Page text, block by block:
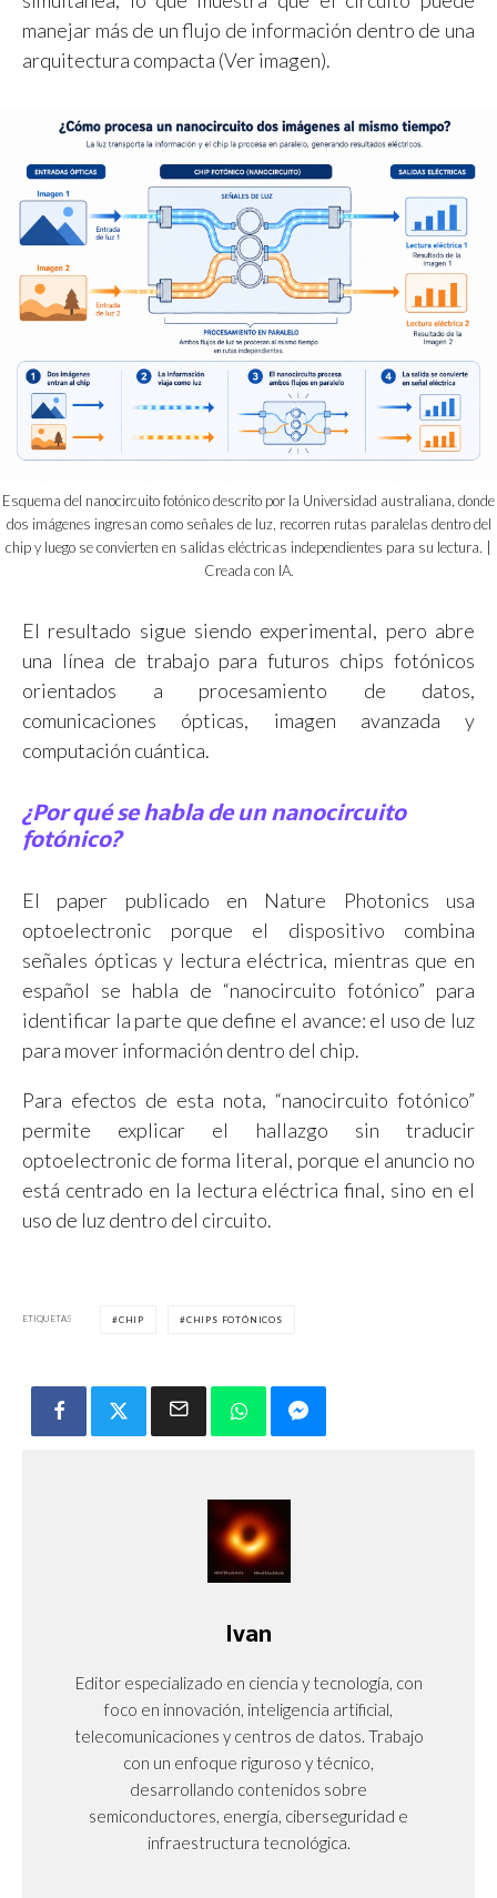
manejar más de un flujo de información dentro de una
arquitectura compacta (Ver imagen).
Esquema del nanocircuito fotónico descrito por la Universidad australiana, donde
dos imágenes ingresan como señales de luz, recorren rutas paralelas dentro del
chip y luego se convierten en salidas eléctricas independientes para su lectura. |
Creada con IA.
El resultado sigue siendo experimental, pero abre
una línea de trabajo para futuros chips fotónicos
orientados a procesamiento de datos,
comunicaciones ópticas, imagen avanzada y
computación cuántica.
¿Por qué se habla de un nanocircuito
fotónico?
El paper publicado en Nature Photonics usa
optoelectronic porque el dispositivo combina
señales ópticas y lectura eléctrica, mientras que en
español se habla de “nanocircuito fotónico” para
identificar la parte que define el avance: el uso de luz
para mover información dentro del chip.
Para efectos de esta nota, “nanocircuito fotónico”
permite explicar el hallazgo sin traducir
optoelectronic de forma literal, porque el anuncio no
está centrado en la lectura eléctrica final, sino en el
uso de luz dentro del circuito.
ETIQUETAS CHIP CHIPS FOTÓNICOS
Ivan
Editor especializado en ciencia y tecnología, con
foco en innovación, inteligencia artificial,
telecomunicaciones y centros de datos. Trabajo
con un enfoque riguroso y técnico,
desarrollando contenidos sobre
semiconductores, energía, ciberseguridad e
infraestructura tecnológica.